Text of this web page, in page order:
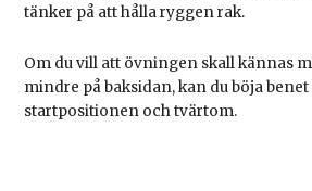
tänker på att hålla ryggen rak.
Om du vill att övningen skall kännas
mindre på baksidan, kan du böja
startpositionen och tvärtom.